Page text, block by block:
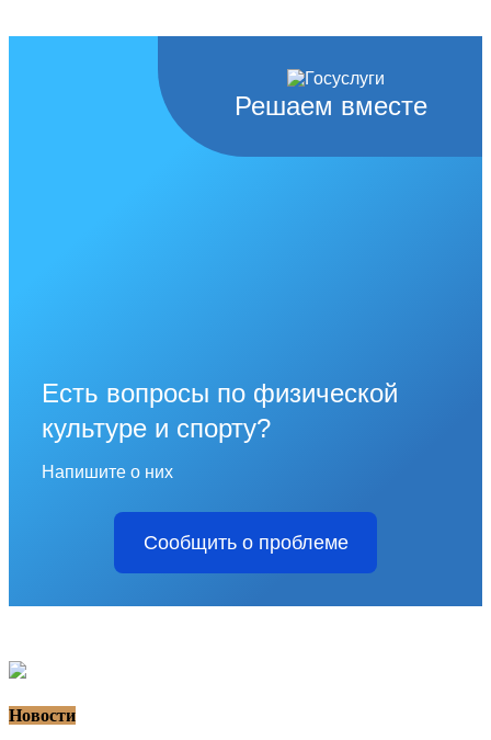
Решаем вместе
Есть вопросы по физической
культуре и спорту?
Напишите о них
Сообщить о проблеме
Новости